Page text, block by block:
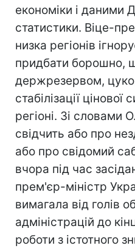
економіки і даними
статистики. Віце-
низка регіонів
придбати борошно,
держрезервом,
стабілізації цінової
регіоні. Зі словами
свідчить або про
або про свідомий
вчора під час
прем'єр-міністр
вимагала від голів
адміністрацій до
роботи з істотного